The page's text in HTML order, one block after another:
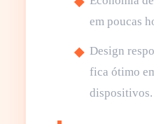
em poucas
Design
fica ótimo
dispositivos.